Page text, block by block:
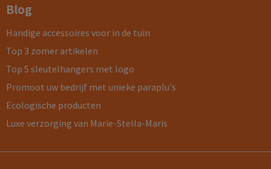
Blog
Handige accessoires voor in de tuin
Top 3 zomer artikelen
Top 5 sleutelhangers met logo
Promoot uw bedrijf met unieke paraplu's
Ecologische producten
Luxe verzorging van Marie-Stella-Maris